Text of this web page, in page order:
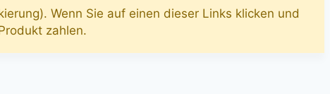
Wenn Sie auf einen dieser Links klicken und
zahlen.